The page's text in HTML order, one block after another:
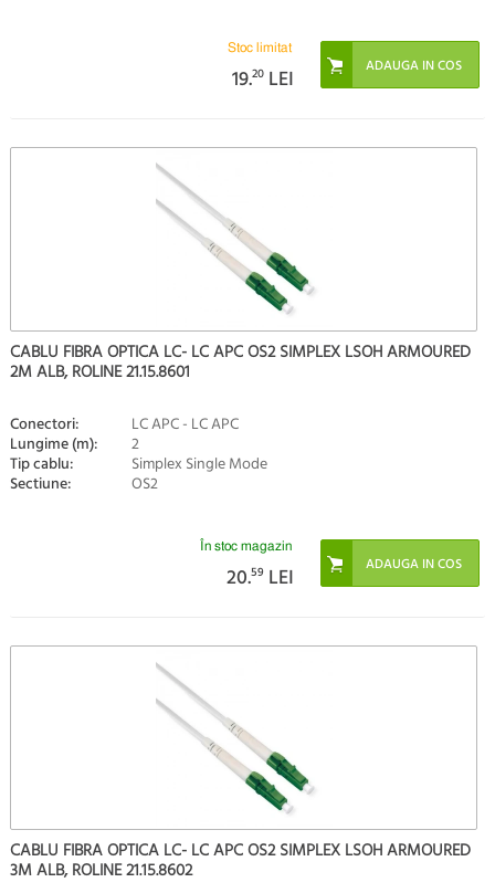
Stoc limitat
19.20 LEI
CABLU FIBRA OPTICA LC- LC APC OS2 SIMPLEX LSOH ARMOURED
2M ALB, ROLINE 21.15.8601
Conectori: LC APC - LC APC
Lungime (m): 2
Tip cablu: Simplex Single Mode
Sectiune: OS2
În stoc magazin
20.59 LEI
CABLU FIBRA OPTICA LC- LC APC OS2 SIMPLEX LSOH ARMOURED
3M ALB, ROLINE 21.15.8602